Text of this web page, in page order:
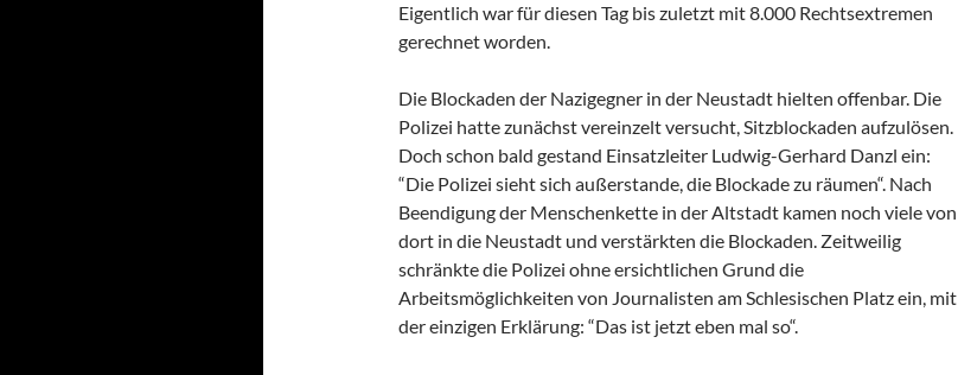
Eigentlich war für diesen Tag bis zuletzt mit 8.000 Rechtsextremen
gerechnet worden.
Die Blockaden der Nazigegner in der Neustadt hielten offenbar. Die
Polizei hatte zunächst vereinzelt versucht, Sitzblockaden aufzulösen.
Doch schon bald gestand Einsatzleiter Ludwig-Gerhard Danzl ein:
“Die Polizei sieht sich außerstande, die Blockade zu räumen“. Nach
Beendigung der Menschenkette in der Altstadt kamen noch viele von
dort in die Neustadt und verstärkten die Blockaden. Zeitweilig
schränkte die Polizei ohne ersichtlichen Grund die
Arbeitsmöglichkeiten von Journalisten am Schlesischen Platz ein, mit
der einzigen Erklärung: “Das ist jetzt eben mal so“.